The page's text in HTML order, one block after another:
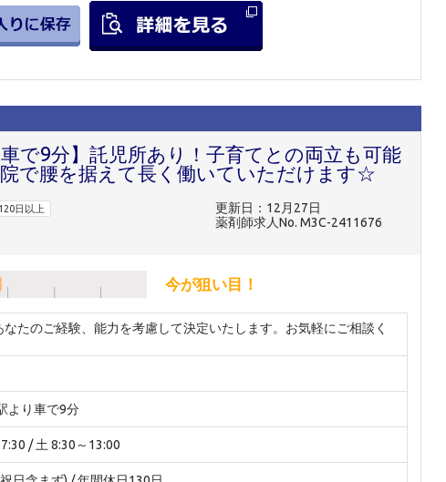
車で9分】託児所あり！子育てとの両立も可能
で腰を据えて長く働いていただけます☆
日以上
更新日：12月27日
薬剤師求人No. M3C-2411676
今が狙い目！
なたのご経験、能力を考慮して決定いたします。お気軽にご相談く
より車で9分
/ 土 8:30～13:00